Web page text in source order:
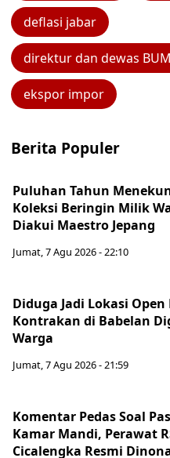
deflasi jabar
direktur dan dewas
ekspor impor
Berita Populer
Puluhan Tahun
Koleksi Beringin Milik
Diakui Maestro Jepang
Jumat, 7 Agu 2026 - 22:10
Diduga Jadi Lokasi Open
Kontrakan di Babelan
Warga
Jumat, 7 Agu 2026 - 21:59
Komentar Pedas Soal
Kamar Mandi, Perawat
Cicalengka Resmi